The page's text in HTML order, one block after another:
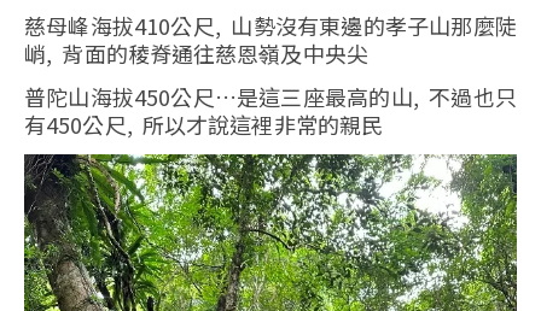
慈母峰海拔410公尺, 山勢沒有東邊的孝子山那麼陡
峭, 背面的稜脊通往慈恩嶺及中央尖
普陀山海拔450公尺…是這三座最高的山, 不過也只
有450公尺, 所以才說這裡非常的親民